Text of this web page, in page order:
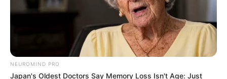
NEUROMIND PRO
Japan's Oldest Doctors Say Memory Loss Isn't Age: Just